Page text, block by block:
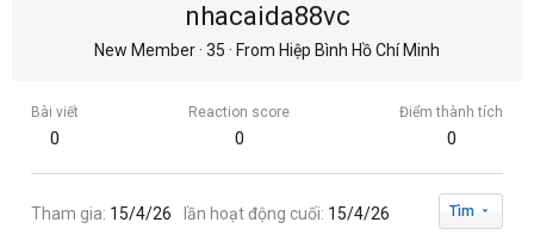
nhacaida88vc
New Member· 35 · From Hiệp Bình Hồ Chí Minh
Bài viết
0
Reaction score
0
Điểm thành tích
0
Tham gia 15/4/26 lần hoạt động cuối 15/4/26 Tìm